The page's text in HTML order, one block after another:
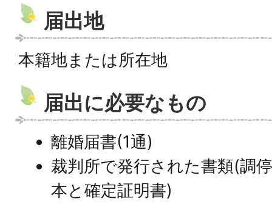
届出地
本籍地または所在地
届出に必要なもの
離婚届書(1通)
裁判所で発行された書類(調
本と確定証明書)